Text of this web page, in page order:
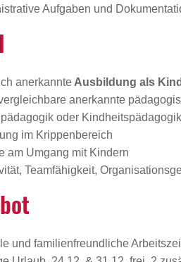
Aufgaben und
anerkannte Ausbildung als
anerkannte
oder Kindheitspädagogik
im Krippenbereich
am Umgang mit Kindern
Teamfähigkeit,
und familienfreundliche